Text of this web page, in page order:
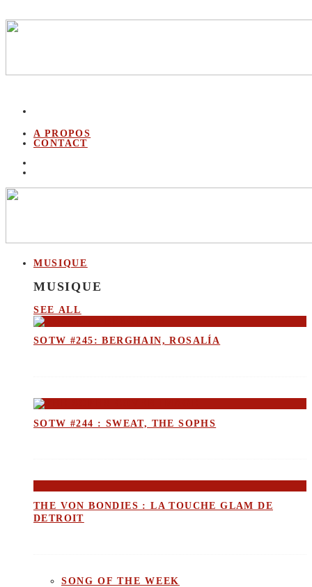
A PROPOS
CONTACT
MUSIQUE
MUSIQUE
SEE ALL
SOTW #245: BERGHAIN, ROSALÍA
SOTW #244 : SWEAT, THE SOPHS
THE VON BONDIES : LA TOUCHE GLAM DE
DETROIT
SONG OF THE WEEK